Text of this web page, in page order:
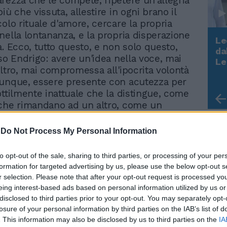
Do Not Process My Personal Information
opt-out of the sale, sharing to third parties, or processing of your
for targeted advertising by us, please use the below opt-out
selection. Please note that after your opt-out request is processed
interest-based ads based on personal information utilized by us
to third parties prior to your opt-out. You may separately
of your personal information by third parties on the IAB’s list of
This information may also be disclosed by us to third parties on the
che vissuta, allestire in ogni brano il
rituale d'amore, cercare la propria
lontananza, e la propria disperazione
Ecco, tutto questo, e non solo questo,
Endrigo: avere un'idea nella voce, mai
mai compromessa all'ipocrita volontà
essere presente con acutezza per
inattuale che la distingue, come
rimandano ad un altro, come un
che non lo richiede, con la dignità di chi
il piccolo, compatto mondo di Sergio
Nanni Ricordi ad accorgersi per primo di
ex ascensorista dell'Hotel Danieli
Fu lui a fargli incidere «I tuoi vent'anni» e
ma fu soltanto nel 1963, con l'arrivo
cambio di casa discografica, che il
il meritato successo: «Io che amo
Rudy Giuliani a Come States?
Trump, Meloni e la strategia
americana